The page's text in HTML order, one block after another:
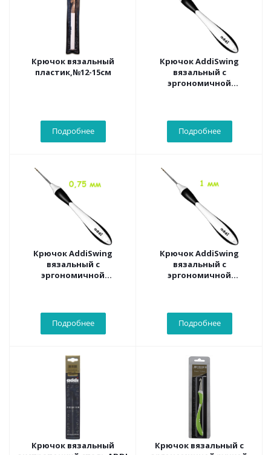
Крючок вязальный
пластик,№12-15см
Подробнее
Крючок AddiSwing
вязальный с
эргономичной
Подробнее
Крючок AddiSwing
вязальный с
эргономичной
Подробнее
Крючок AddiSwing
вязальный с
эргономичной
Подробнее
Крючок вязальный
Крючок вязальный с